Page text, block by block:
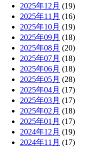
2025年12月 (19)
2025年11月 (16)
2025年10月 (19)
2025年09月 (18)
2025年08月 (20)
2025年07月 (18)
2025年06月 (18)
2025年05月 (28)
2025年04月 (17)
2025年03月 (17)
2025年02月 (18)
2025年01月 (17)
2024年12月 (19)
2024年11月 (17)